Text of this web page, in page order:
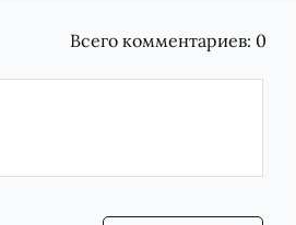
Всего комментариев: 0